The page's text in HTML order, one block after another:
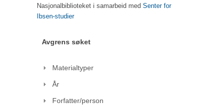
Nasjonalbiblioteket i samarbeid med Senter for
Ibsen-studier
Avgrens søket
Materialtyper
År
Forfatter/person